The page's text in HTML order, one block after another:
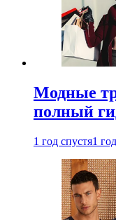
Модные
полный
1 год спустя1